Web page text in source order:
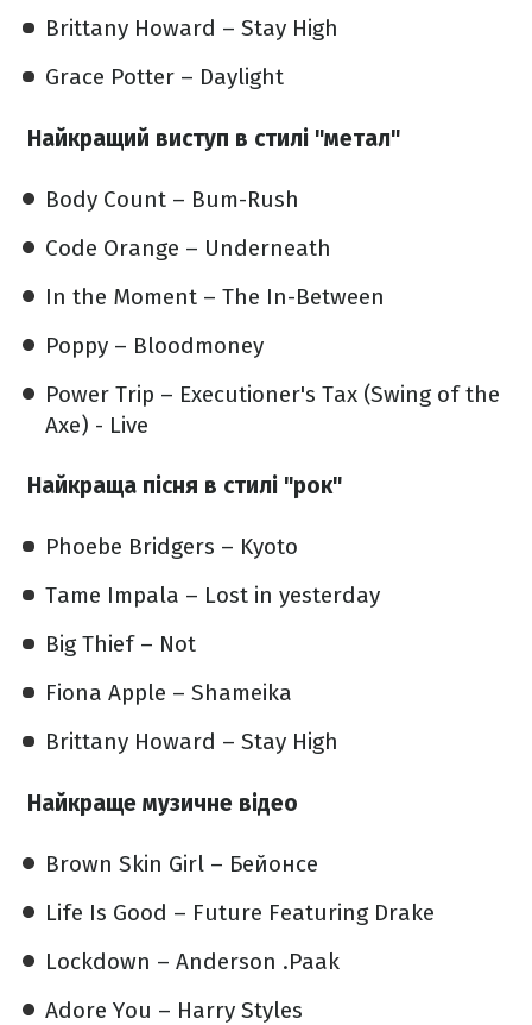
Brittany Howard – Stay High
Grace Potter – Daylight
Найкращий виступ в стилі "метал"
Body Count – Bum-Rush
Code Orange – Underneath
In the Moment – The In-Between
Poppy – Bloodmoney
Power Trip – Executioner's Tax (Swing of the
Axe) - Live
Найкраща пісня в стилі "рок"
Phoebe Bridgers – Kyoto
Tame Impala – Lost in yesterday
Big Thief – Not
Fiona Apple – Shameika
Brittany Howard – Stay High
Найкраще музичне відео
Brown Skin Girl – Бейонсе
Life Is Good – Future Featuring Drake
Lockdown – Anderson .Paak
Adore You – Harry Styles